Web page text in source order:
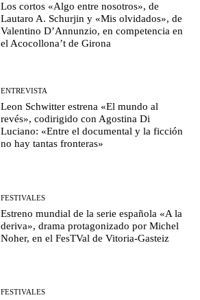
Los cortos «Algo entre nosotros», de
Lautaro A. Schurjin y «Mis olvidados», de
Valentino D’Annunzio, en competencia en
el Acocollona’t de Girona
ENTREVISTA
Leon Schwitter estrena «El mundo al
revés», codirigido con Agostina Di
Luciano: «Entre el documental y la ficción
no hay tantas fronteras»
FESTIVALES
Estreno mundial de la serie española «A la
deriva», drama protagonizado por Michel
Noher, en el FesTVal de Vitoria-Gasteiz
FESTIVALES